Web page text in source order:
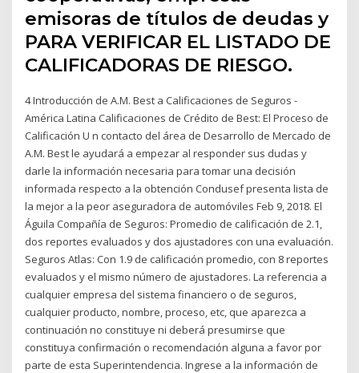
emisoras de títulos de deudas y
PARA VERIFICAR EL LISTADO DE
CALIFICADORAS DE RIESGO.
4 Introducción de A.M. Best a Calificaciones de Seguros -
América Latina Calificaciones de Crédito de Best: El Proceso de
Calificación U n contacto del área de Desarrollo de Mercado de
A.M. Best le ayudará a empezar al responder sus dudas y
darle la información necesaria para tomar una decisión
informada respecto a la obtención Condusef presenta lista de
la mejor a la peor aseguradora de automóviles Feb 9, 2018. El
Águila Compañía de Seguros: Promedio de calificación de 2.1,
dos reportes evaluados y dos ajustadores con una evaluación.
Seguros Atlas: Con 1.9 de calificación promedio, con 8 reportes
evaluados y el mismo número de ajustadores. La referencia a
cualquier empresa del sistema financiero o de seguros,
cualquier producto, nombre, proceso, etc, que aparezca a
continuación no constituye ni deberá presumirse que
constituya confirmación o recomendación alguna a favor por
parte de esta Superintendencia. Ingrese a la información de